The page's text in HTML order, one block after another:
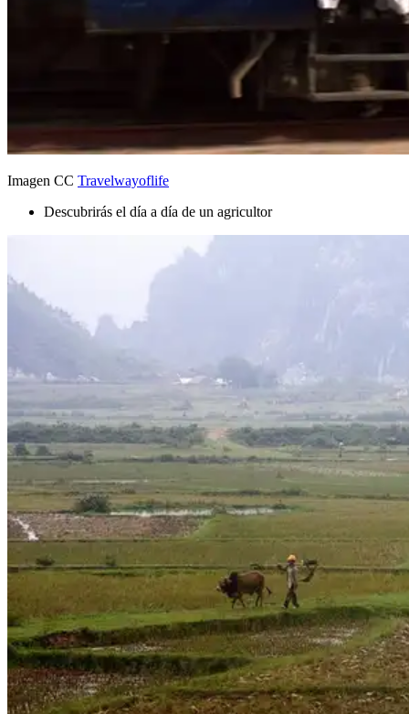
Imagen CC Travelwayoflife
Descubrirás el día a día de un agricultor